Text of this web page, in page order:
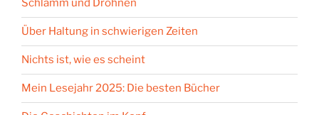
Schlamm und Drohnen
Über Haltung in schwierigen Zeiten
Nichts ist, wie es scheint
Mein Lesejahr 2025: Die besten Bücher